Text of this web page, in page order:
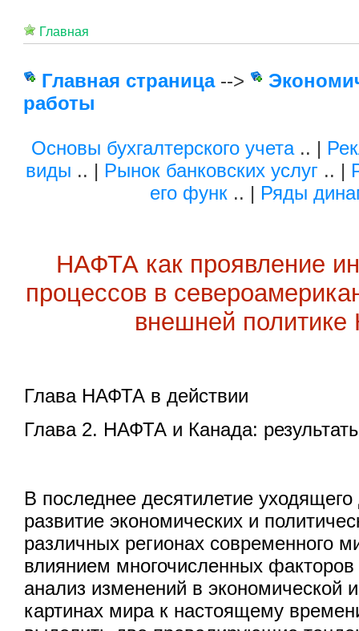
Главная
Главная страница-->
работы
Основы бухгалтерского учета.. |
виды .. | Рынок банковских услуг .. |
его функ.. | Ряды
НАФТА как проявление
процессов в
внешней политике
Глава НАФТА в действии
Глава 2. НАФТА и Канада:
В последнее десятилетие уходящего
развитие экономических и
различных регионах современного
влиянием многочисленных
анализ изменений в экономической
картинах мира к настоящему